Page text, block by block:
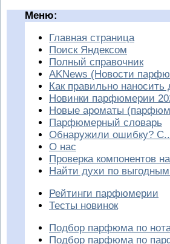
Меню:
Главная страница
Поиск Яндексом
Полный справочник
AKNews (Новости
Как правильно наносить
Новинки парфюмерии
Новые ароматы
Парфюмерный словарь
Обнаружили ошибку?
О нас
Проверка компонентов
Найти духи по
Рейтинги парфюмерии
Тесты новинок
Подбор парфюма по
Подбор парфюма по